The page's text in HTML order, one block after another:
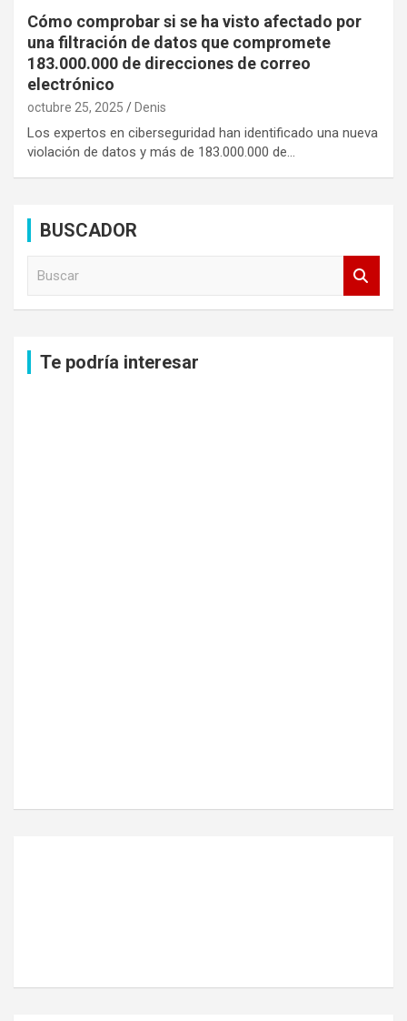
Cómo comprobar si se ha visto afectado por
una filtración de datos que compromete
183.000.000 de direcciones de correo
electrónico
octubre 25, 2025 Denis
Los expertos en ciberseguridad han identificado una nueva
violación de datos y más de 183.000.000 de…
BUSCADOR
Te podría interesar